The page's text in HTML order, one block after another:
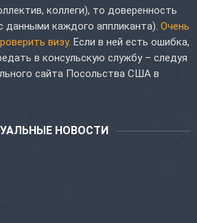
коллеги), то доверенность
каждого аппликанта). Очень
визу. Если в ней есть ошибка,
в консульскую службу – следуя
сайта Посольства США в
НОВОСТИ